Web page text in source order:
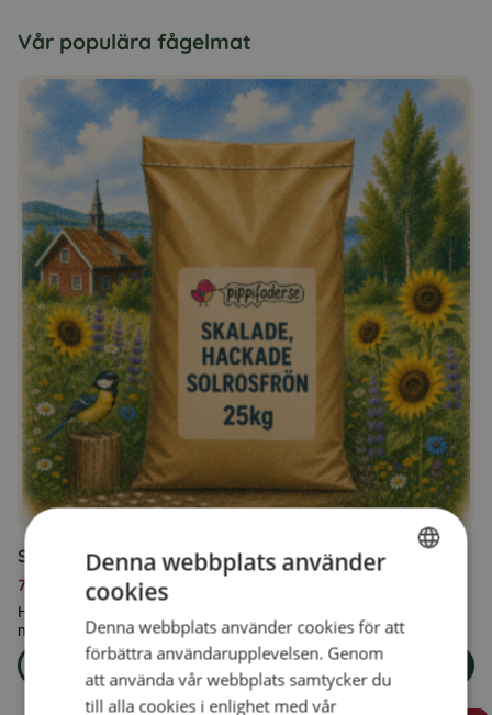
Vår populära fågelmat
Skalade, hackade solrosfrön 25kg
739,00
Hackade solrosfrön är bra för mindre fåglar som har svårt att få
med sig en hel solroskärna.
Läs mer
om produkten Skalade, hackade solrosfrön 25kg
Lägg i varukorg
FINNISH
DANISH
Denna webbplats använder
cookies
Denna webbplats använder cookies för att
förbättra användarupplevelsen. Genom
att använda vår webbplats samtycker du
till alla cookies i enlighet med vår